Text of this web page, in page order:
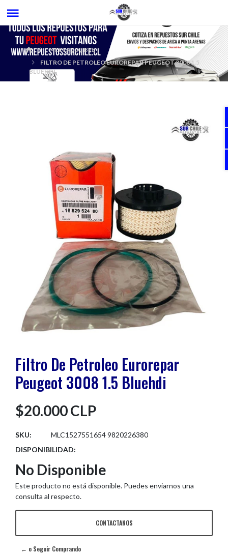
MERCADOLIBRE
FILTRO DE PETROLEO EUROREPAR PEUGEOT 3008 1.5
BLUEHDI
Filtro De Petroleo Eurorepar
Peugeot 3008 1.5 Bluehdi
$20.000 CLP
SKU:
MLC1527551654 9820226380
DISPONIBILIDAD:
No Disponible
Este producto no está disponible. Puedes enviarnos una
consulta al respecto.
CONTACTANOS
← o Seguir Comprando